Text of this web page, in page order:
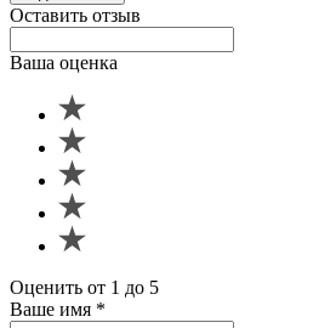
Оставить отзыв
Ваша оценка
Оценить от 1 до 5
Ваше имя *